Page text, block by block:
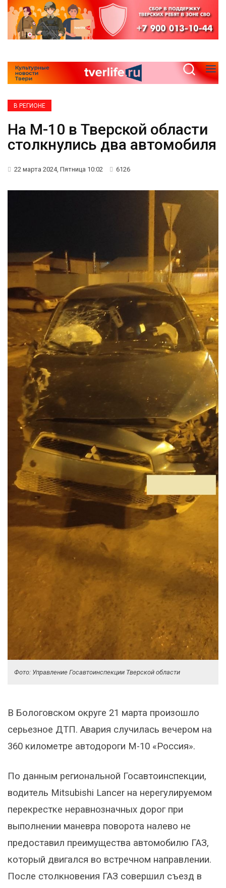
В РЕГИОНЕ
На М-10 в Тверской области
столкнулись два автомобиля
22 марта 2024, Пятница 10:02 6126
Фото: Управление Госавтоинспекции Тверской области
В Бологовском округе 21 марта произошло
серьезное ДТП. Авария случилась вечером на
360 километре автодороги М-10 «Россия».
По данным региональной Госавтоинспекции,
водитель Mitsubishi Lancer на нерегулируемом
перекрестке неравнозначных дорог при
выполнении маневра поворота налево не
предоставил преимущества автомобилю ГАЗ,
который двигался во встречном направлении.
После столкновения ГАЗ совершил съезд в